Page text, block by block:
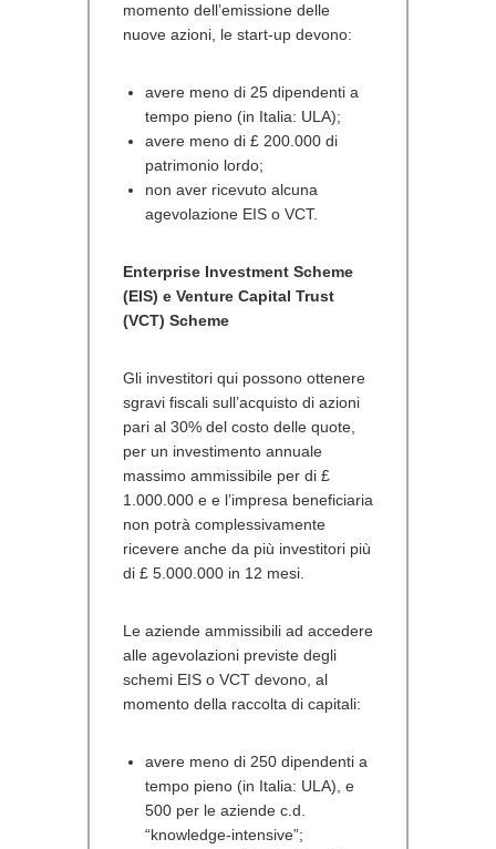
momento dell’emissione delle
nuove azioni, le start-up devono:
avere meno di 25 dipendenti a
tempo pieno (in Italia: ULA);
avere meno di £ 200.000 di
patrimonio lordo;
non aver ricevuto alcuna
agevolazione EIS o VCT.
Enterprise Investment Scheme
(EIS) e Venture Capital Trust
(VCT) Scheme
Gli investitori qui possono ottenere
sgravi fiscali sull’acquisto di azioni
pari al 30% del costo delle quote,
per un investimento annuale
massimo ammissibile per di £
1.000.000 e e l’impresa beneficiaria
non potrà complessivamente
ricevere anche da più investitori più
di £ 5.000.000 in 12 mesi.
Le aziende ammissibili ad accedere
alle agevolazioni previste degli
schemi EIS o VCT devono, al
momento della raccolta di capitali:
avere meno di 250 dipendenti a
tempo pieno (in Italia: ULA), e
500 per le aziende c.d.
“knowledge-intensive”;